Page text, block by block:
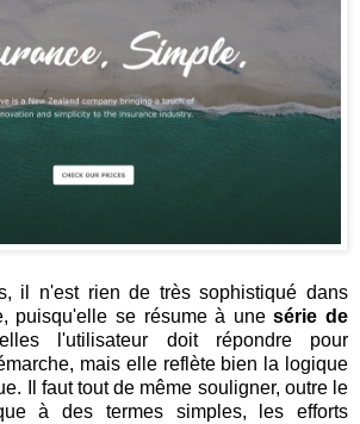
il n'est rien de très sophistiqué dans
puisqu'elle se résume à unesérie de
l'utilisateur doit répondre pour
mais elle reflète bien la logique
Il faut tout de même souligner, outre le
à des termes simples, les efforts